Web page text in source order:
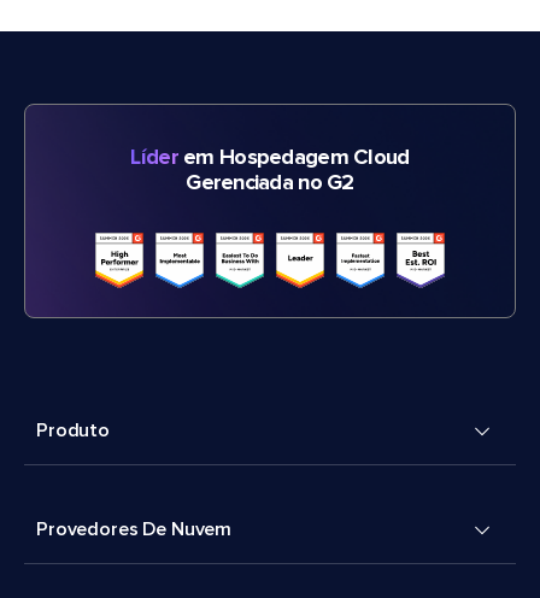
Líderem Hospedagem Cloud
Gerenciada no G2
Produto
Provedores De Nuvem